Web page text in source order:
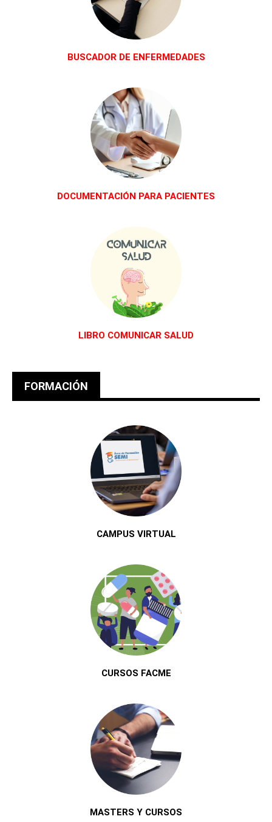
BUSCADOR DE ENFERMEDADES
DOCUMENTACIÓN PARA PACIENTES
LIBRO COMUNICAR SALUD
FORMACIÓN
CAMPUS VIRTUAL
CURSOS FACME
MASTERS Y CURSOS